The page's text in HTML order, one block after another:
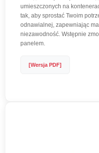
umieszczonych na
tak, aby sprostać Twoim
odnawialnej, zapewniając
niezawodność. Wstępnie
panelem.
[Wersja PDF]